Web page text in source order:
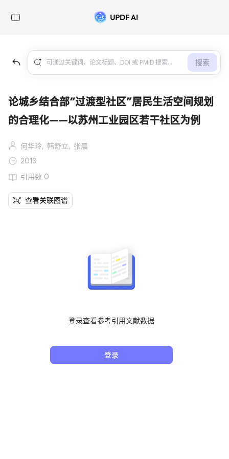
搜索
论城乡结合部“过渡型社区”居民生活空间规划
的合理化——以苏州工业园区若干社区为例
何华玲, 韩舒立, 张晨
2013
引用数 0
查看关联图谱
登录查看参考引用文献数据
登录